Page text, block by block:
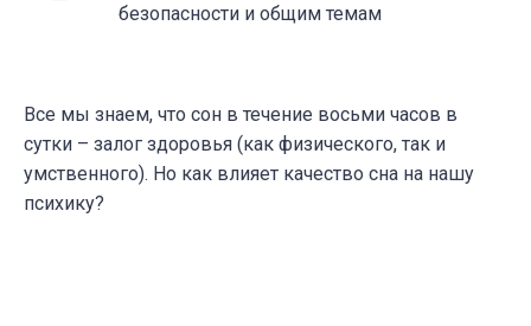
безопасности и общим темам
Все мы знаем, что сон в течение восьми часов в
сутки – залог здоровья (как физического, так и
умственного). Но как влияет качество сна на нашу
психику?